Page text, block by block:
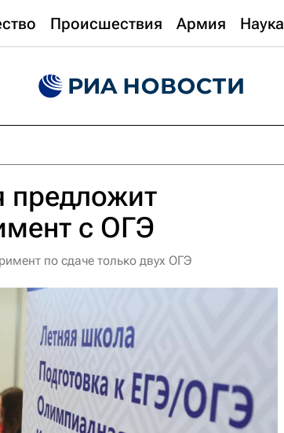
Происшествия Армия Наука
с ОГЭ
по сдаче только двух ОГЭ